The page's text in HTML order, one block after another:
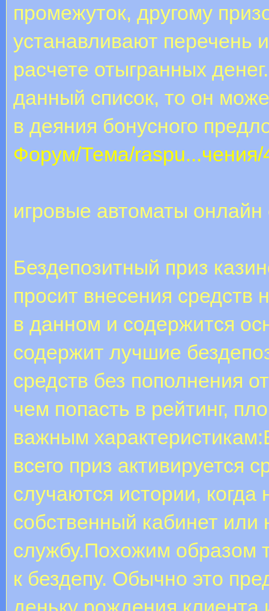
промежуток, другому
устанавливают перечень
расчете отыгранных
данный список, то он
в деяния бонусного
Форум/Тема/raspu...чения/
игровые автоматы
Бездепозитный приз
просит внесения средств
в данном и содержится
содержит лучшие
средств без пополнения
чем попасть в рейтинг,
важным
всего приз активируется
случаются истории,
собственный кабинет или
службу.Похожим образом
к бездепу. Обычно это